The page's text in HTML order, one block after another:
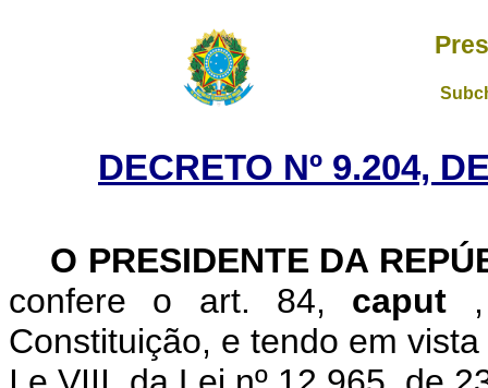
DECRETO Nº 9.204,
O PRESIDENTE DA
confere o art. 84, caput
Constituição, e tendo em